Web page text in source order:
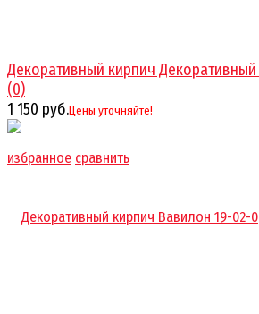
избранное сравнить
Декоративный кирпич Декоративный
(0)
1 150 руб.Цены уточняйте!